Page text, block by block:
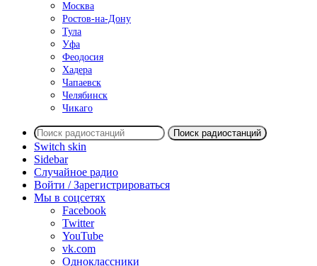
Москва
Ростов-на-Дону
Тула
Уфа
Феодосия
Хадера
Чапаевск
Челябинск
Чикаго
Поиск радиостанций
Switch skin
Sidebar
Случайное радио
Войти / Зарегистрироваться
Мы в соцсетях
Facebook
Twitter
YouTube
vk.com
Одноклассники